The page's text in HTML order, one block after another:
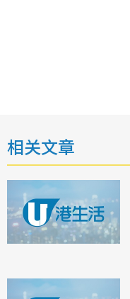
相关文章